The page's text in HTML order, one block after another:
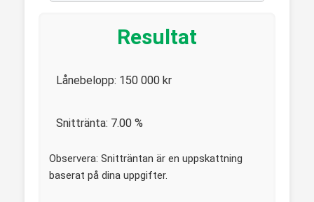
Resultat
Lånebelopp: 150 000 kr
Snittränta: 7.00 %
Observera: Snitträntan är en uppskattning
baserat på dina uppgifter.